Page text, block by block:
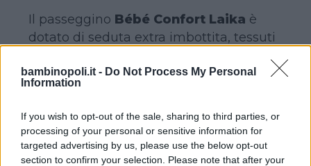
bambinopoli.it - Do Not Process My Personal
Information
If you wish to opt-out of the sale, sharing to third parties, or
processing of your personal or sensitive information for
targeted advertising by us, please use the below opt-out
section to confirm your selection. Please note that after your
Il passeggino Bébé Confort Laika è
dotato di seduta extra imbottita, tessuti
corrimano apribile, tutte caratteristiche
che garantiscono il massimo confort
anche ai piccolissimi ed è inoltre
personalizzabile con diversi accessori: